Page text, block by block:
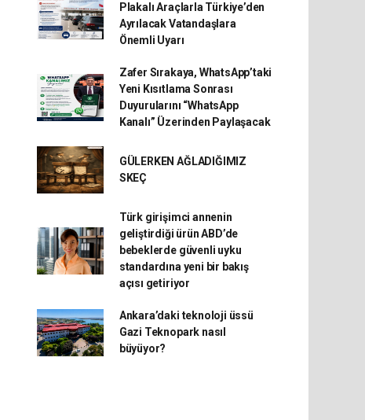
Plakalı Araçlarla Türkiye’den
Ayrılacak Vatandaşlara
Önemli Uyarı
Zafer Sırakaya, WhatsApp’taki
Yeni Kısıtlama Sonrası
Duyurularını “WhatsApp
Kanalı” Üzerinden Paylaşacak
GÜLERKEN AĞLADIĞIMIZ
SKEÇ
Türk girişimci annenin
geliştirdiği ürün ABD’de
bebeklerde güvenli uyku
standardına yeni bir bakış
açısı getiriyor
Ankara’daki teknoloji üssü
Gazi Teknopark nasıl
büyüyor?